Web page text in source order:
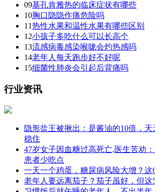
09基孔肯雅热的临床症状有哪些
10胸口隐隐作痛危险吗
11热性水果和温性水果有哪些区别
12小孩子多吃什么可以长高个
13流感病毒感染喉咙会灼热感吗
14老年人每天跑步好不好呢
15细菌性肺炎会引起后背痛吗
行业资讯
隐形盐王被揪出：是酱油的10倍，
稳住
47岁女子因血糖过高死亡,医生苦劝
患者少吃点
一天一个鸡蛋，糖尿病风险大增？
老年人要远离茄子？茄子虽好，但